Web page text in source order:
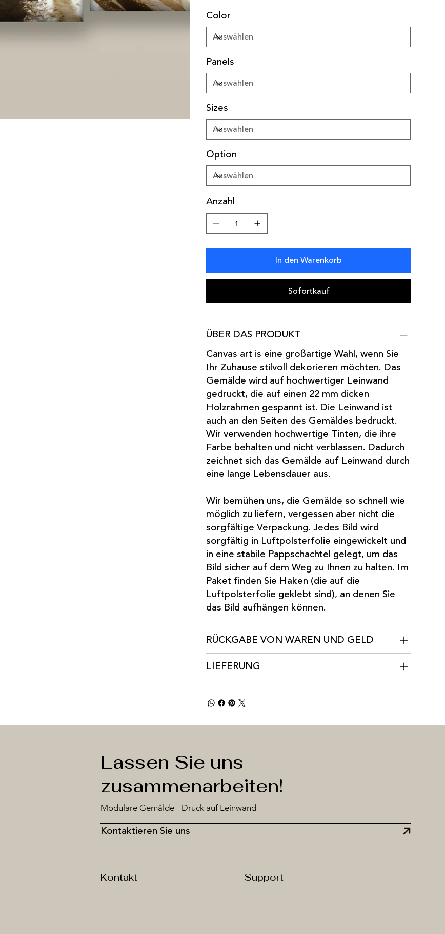
Color
Panels
Sizes
Option
Anzahl
In den Warenkorb
Sofortkauf
ÜBER DAS PRODUKT
Canvas art is eine großartige Wahl, wenn Sie
Ihr Zuhause stilvoll dekorieren möchten. Das
Gemälde wird auf hochwertiger Leinwand
gedruckt, die auf einen 22 mm dicken
Holzrahmen gespannt ist. Die Leinwand ist
auch an den Seiten des Gemäldes bedruckt.
Wir verwenden hochwertige Tinten, die ihre
Farbe behalten und nicht verblassen. Dadurch
zeichnet sich das Gemälde auf Leinwand durch
eine lange Lebensdauer aus.
Wir bemühen uns, die Gemälde so schnell wie
möglich zu liefern, vergessen aber nicht die
sorgfältige Verpackung. Jedes Bild wird
sorgfältig in Luftpolsterfolie eingewickelt und
in eine stabile Pappschachtel gelegt, um das
Bild sicher auf dem Weg zu Ihnen zu halten. Im
Paket finden Sie Haken (die auf die
Luftpolsterfolie geklebt sind), an denen Sie
das Bild aufhängen können.
RÜCKGABE VON WAREN UND GELD
LIEFERUNG
Kontaktieren Sie uns
Modulare Gemälde - Druck auf Leinwand
Lassen Sie uns
zusammenarbeiten!
Kontakt Support